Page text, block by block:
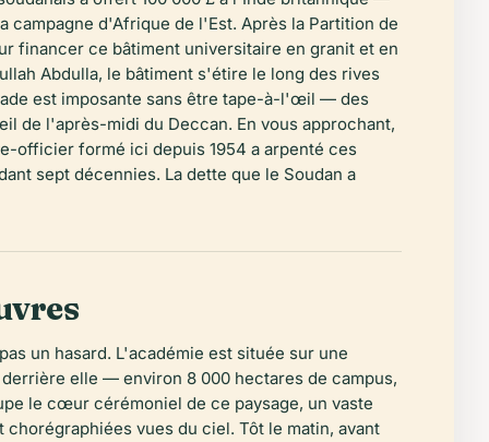
d'Afrique de l'Est. Après la Partition de
financer ce bâtiment universitaire en granit et en
Abdulla, le bâtiment s'étire le long des rives
est imposante sans être tape-à-l'œil — des
de l'après-midi du Deccan. En vous approchant,
officier formé ici depuis 1954 a arpenté ces
sept décennies. La dette que le Soudan a
un hasard. L'académie est située sur une
elle — environ 8 000 hectares de campus,
le cœur cérémoniel de ce paysage, un vaste
vues du ciel. Tôt le matin, avant